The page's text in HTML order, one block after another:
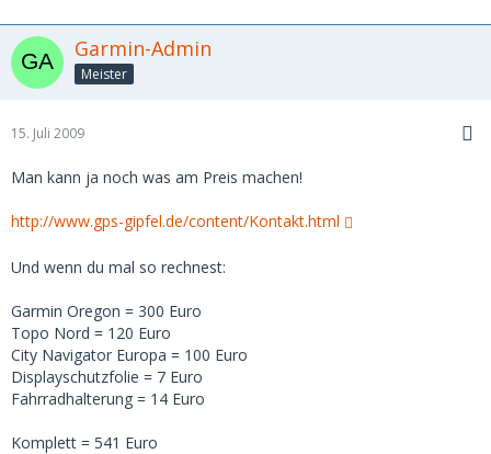
Garmin-Admin
Meister
15. Juli 2009
Man kann ja noch was am Preis machen!
http://www.gps-gipfel.de/content/Kontakt.html
Und wenn du mal so rechnest:
Garmin Oregon = 300 Euro
Topo Nord = 120 Euro
City Navigator Europa = 100 Euro
Displayschutzfolie = 7 Euro
Fahrradhalterung = 14 Euro
Komplett = 541 Euro